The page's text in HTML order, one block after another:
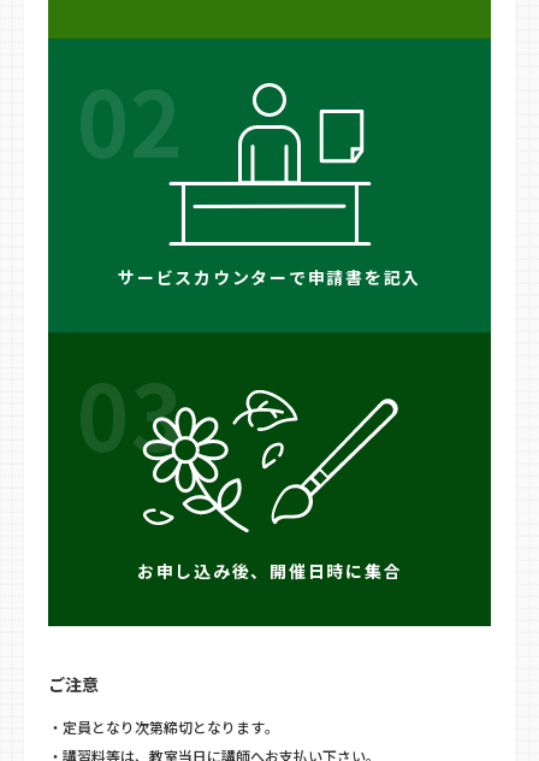
02
サービスカウンターで申請書を記入
03
お申し込み後、開催日時に集合
ご注意
・定員となり次第締切となります。
・講習料等は、教室当日に講師へお支払い下さい。